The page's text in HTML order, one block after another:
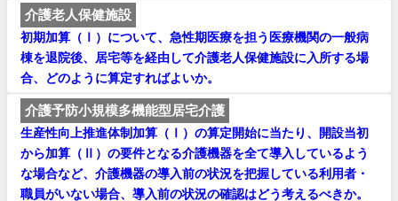
介護老人保健施設
初期加算（Ⅰ）について、急性期医療を担う医療機関の一般病
棟を退院後、居宅等を経由して介護老人保健施設に入所する場
合、どのように算定すればよいか。
介護予防小規模多機能型居宅介護
生産性向上推進体制加算（Ⅰ）の算定開始に当たり、開設当初
から加算（Ⅱ）の要件となる介護機器を全て導入しているよう
な場合など、介護機器の導入前の状況を把握している利用者・
職員がいない場合、導入前の状況の確認はどう考えるべきか。